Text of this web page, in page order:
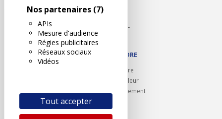
Nos partenaires (7)
APIs
Mesure d'audience
Régies publicitaires
Réseaux sociaux
Vidéos
Tout accepter
Autodidact
Karoil
Autovision PL
Motovision
NOUS REJOINDRE
Ouvrir un centre
Devenez contrôleur
Carrières et recrutement